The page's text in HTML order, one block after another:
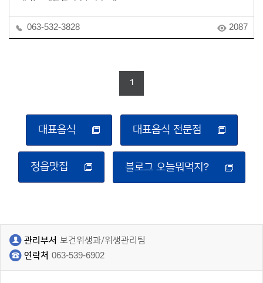
063-532-3828 2087
1
대표음식 대표음식 전문점
정읍맛집 블로그 오늘뭐먹지?
관리부서 보건위생과/위생관리팀
연락처 063-539-6902